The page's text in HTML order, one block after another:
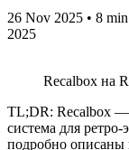
26 Nov 2025 • 8
2025
Recalbox на
TL;DR: Recalbox —
система для
подробно описаны